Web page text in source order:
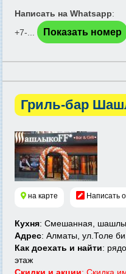
Написать на Whatsapp:
+7-...
Показать номер
Гриль-бар
на карте Написать
Кухня: Смешанная,
Адрес: Алматы, ул.Толе
Как доехать и найти:
этаж